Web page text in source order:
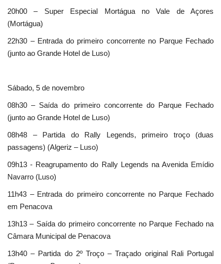
20h00 – Super Especial Mortágua no Vale de Açores
(Mortágua)
22h30 – Entrada do primeiro concorrente no Parque Fechado
(junto ao Grande Hotel de Luso)
Sábado, 5 de novembro
08h30 – Saída do primeiro concorrente do Parque Fechado
(junto ao Grande Hotel de Luso)
08h48 – Partida do Rally Legends, primeiro troço (duas
passagens) (Algeriz – Luso)
09h13 - Reagrupamento do Rally Legends na Avenida Emídio
Navarro (Luso)
11h43 – Entrada do primeiro concorrente no Parque Fechado
em Penacova
13h13 – Saída do primeiro concorrente no Parque Fechado na
Câmara Municipal de Penacova
13h40 – Partida do 2º Troço – Traçado original Rali Portugal